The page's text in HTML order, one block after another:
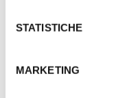
STATISTICHE
MARKETING
Photogallery